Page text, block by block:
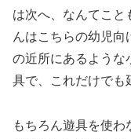
は次へ、なんてこと
んはこちらの幼児向
の近所にあるような
具で、これだけでも
もちろん遊具を使